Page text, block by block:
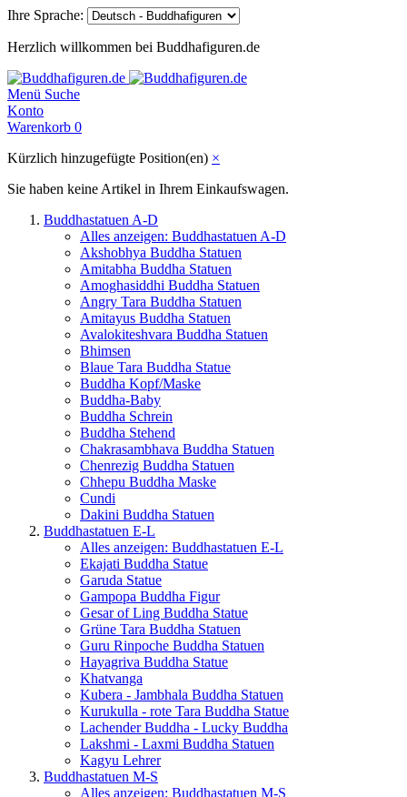
Ihre Sprache:
Herzlich willkommen bei Buddhafiguren.de
Menü Suche
Konto
Warenkorb 0
Kürzlich hinzugefügte Position(en) ×
Sie haben keine Artikel in Ihrem Einkaufswagen.
Buddhastatuen A-D
Alles anzeigen: Buddhastatuen A-D
Akshobhya Buddha Statuen
Amitabha Buddha Statuen
Amoghasiddhi Buddha Statuen
Angry Tara Buddha Statuen
Amitayus Buddha Statuen
Avalokiteshvara Buddha Statuen
Bhimsen
Blaue Tara Buddha Statue
Buddha Kopf/Maske
Buddha-Baby
Buddha Schrein
Buddha Stehend
Chakrasambhava Buddha Statuen
Chenrezig Buddha Statuen
Chhepu Buddha Maske
Cundi
Dakini Buddha Statuen
Buddhastatuen E-L
Alles anzeigen: Buddhastatuen E-L
Ekajati Buddha Statue
Garuda Statue
Gampopa Buddha Figur
Gesar of Ling Buddha Statue
Grüne Tara Buddha Statuen
Guru Rinpoche Buddha Statuen
Hayagriva Buddha Statue
Khatvanga
Kubera - Jambhala Buddha Statuen
Kurukulla - rote Tara Buddha Statue
Lachender Buddha - Lucky Buddha
Lakshmi - Laxmi Buddha Statuen
Kagyu Lehrer
Buddhastatuen M-S
Alles anzeigen: Buddhastatuen M-S